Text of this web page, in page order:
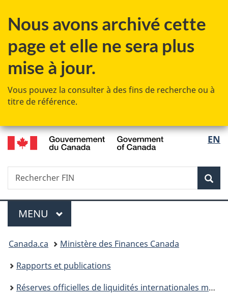
au
principal
à
Au
»
à
version
Nous avons archivé cette
page et elle ne sera plus
mise à jour.
Vous pouvez la consulter à des fins de recherche ou à
titre de référence.
de
la
EN
Recherche
Rechercher
FIN
Menu
MENU PRINCIPAL
Vous
êtes
ici :
Canada.ca
Ministère des Finances Canada
Rapports et publications
Réserves officielles de liquidités internationales mensuelles